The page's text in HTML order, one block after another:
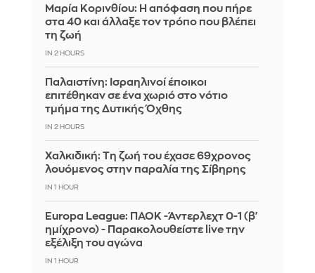
Μαρία Κορινθίου: Η απόφαση που πήρε
στα 40 και άλλαξε τον τρόπο που βλέπει
τη ζωή
IN 2 HOURS
Παλαιστίνη: Ισραηλινοί έποικοι
επιτέθηκαν σε ένα χωριό στο νότιο
τμήμα της Δυτικής Όχθης
IN 2 HOURS
Χαλκιδική: Τη ζωή του έχασε 69χρονος
λουόμενος στην παραλία της Σίβηρης
IN 1 HOUR
Europa League: ΠΑΟΚ -Άντερλεχτ 0-1 (β'
ημίχρονο) - Παρακολουθείστε live την
εξέλιξη του αγώνα
IN 1 HOUR